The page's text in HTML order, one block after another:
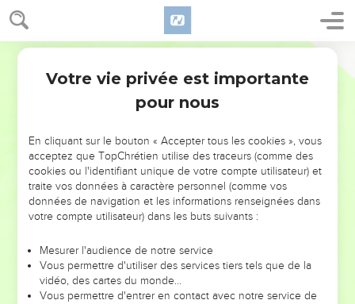
NE MANQUEZ PAS L’ÉVÉNEMENT
DE L’ANNÉE !
ET SI LEURS ERREURS POUVAIENT VOUS ÉVITER LES
VOTRES ?
leur foi ou leur vision. Mais on voit moins les doutes, les erreurs
et les saisons difficiles qu'ils ont traversés, alors même que ce
sont elles qui les ont façonnés.
Votre vie privée est importante
pour nous
En cliquant sur le bouton « Accepter tous les cookies », vous
acceptez que TopChrétien utilise des traceurs (comme des
cookies ou l'identifiant unique de votre compte utilisateur) et
traite vos données à caractère personnel (comme vos
données de navigation et les informations renseignées dans
votre compte utilisateur) dans les buts suivants :
Mesurer l'audience de notre service
Vous permettre d'utiliser des services tiers tels que de la
vidéo, des cartes du monde…
Vous permettre d'entrer en contact avec notre service de